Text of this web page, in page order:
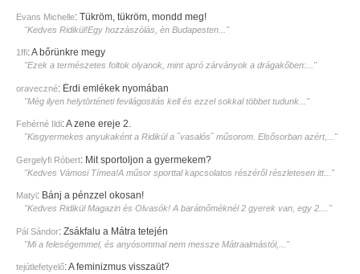
Evans Michelle: Tükröm, tükröm, mondd meg!
"Kedves Ridikül!Egy hozzàszòlàs, èn Budapesten..."
1ffi:A bőrünkre megy
"Ezek a természetes foltok olyanok, mint apró zárványok a drágakőben:..."
oraveczné: Érdi emlékek nyomában
"Még ilyen helytörténeti fevilágositás kell és ezzel sokkal többet tudunk..."
Fehérné Ildi:A zene ereje 2.
"Kisgyermekes anyukaként a Ridikül a ˝vasalós˝ műsorom. Elsősorban azért,..."
Gergelyfi Róbert: Mit sportoljon a gyermekem?
"Kedves Vámosi Tímea!A műsor sporttal kapcsolatos részéről részletesen itt..."
Matyi: Bánj a pénzzel okosan!
"Kedves Ridikül Magazin és Olvasók! A barátnőméknél 2 gyerek van, egy 2...."
Pál Sándor: Zsákfalu a Mátra tetején
"Mi a feleségemmel, és anyósommal nem messze Mátraalmástól,..."
tejútlefetyelő:A feminizmus visszaüt?